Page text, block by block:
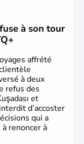
culture et leurs
du monde. Après
les perses et
se développe
et en garde sa
à son tour
affrété
à deux
refus des
et
d’accoster
qui a
renoncer à